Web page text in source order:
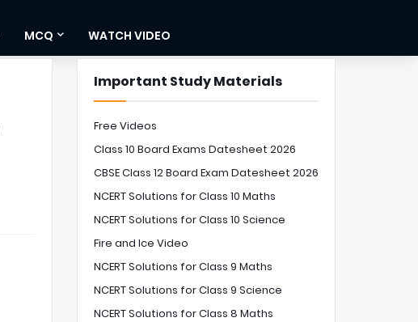
MCQ WATCH VIDEO
Important Study Materials
Free Videos
Class 10 Board Exams Datesheet 2026
CBSE Class 12 Board Exam Datesheet 2026
NCERT Solutions for Class 10 Maths
NCERT Solutions for Class 10 Science
Fire and Ice Video
NCERT Solutions for Class 9 Maths
NCERT Solutions for Class 9 Science
NCERT Solutions for Class 8 Maths